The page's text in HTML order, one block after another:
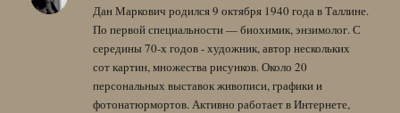
Дан Маркович родился 9 октября 1940 года в Таллине.
По первой специальности — биохимик, энзимолог. С
середины 70-х годов - художник, автор нескольких
сот картин, множества рисунков. Около 20
персональных выставок живописи, графики и
фотонатюрмортов. Активно работает в Интернете,